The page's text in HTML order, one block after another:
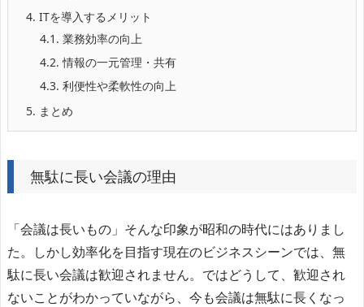
4. ITを導入するメリット
4.1. 業務効率の向上
4.2. 情報の一元管理・共有
4.3. 利便性や柔軟性の向上
5. まとめ
無駄に長い会議の理由
「会議は長いもの」そんな印象が昭和の時代にはありまし
た。しかし効率化を目指す現在のビジネスシーンでは、無
駄に長い会議は歓迎されません。ではどうして、歓迎され
ないことがわかっていながら、今も会議は無駄に長くなっ